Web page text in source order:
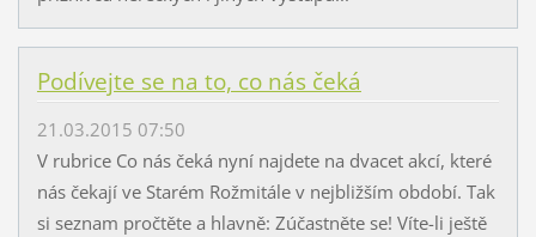
Podívejte se na to, co nás čeká
21.03.2015 07:50
V rubrice Co nás čeká nyní najdete na dvacet akcí, které
nás čekají ve Starém Rožmitále v nejbližším období. Tak
si seznam pročtěte a hlavně: Zúčastněte se! Víte-li ještě